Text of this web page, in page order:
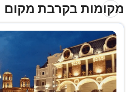
מקומות בקרבת מקום